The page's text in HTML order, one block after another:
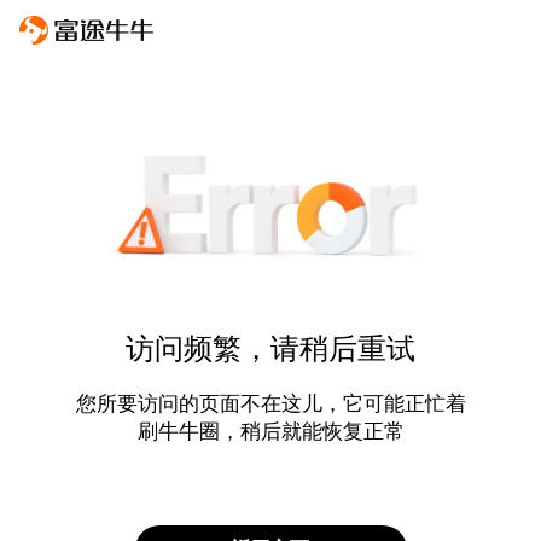
访问频繁，请稍后重试
您所要访问的页面不在这儿，它可能正忙着
刷牛牛圈，稍后就能恢复正常